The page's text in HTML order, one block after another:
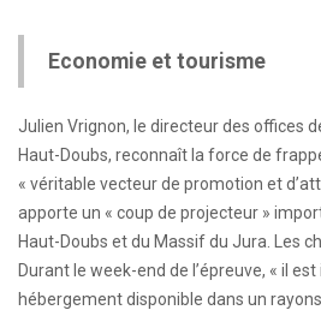
Economie et tourisme
Julien Vrignon, le directeur des offices
Haut-Doubs, reconnaît la force de
« véritable vecteur de promotion et
apporte un « coup de projecteur »
Haut-Doubs et du Massif du Jura. Les
Durant le week-end de l’épreuve, « il
hébergement disponible dans un